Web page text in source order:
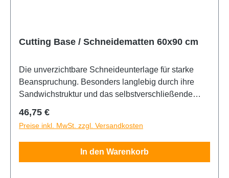
Cutting Base / Schneidematten 60x90 cm
Die unverzichtbare Schneideunterlage für starke
Beanspruchung. Besonders langlebig durch ihre
Sandwichstruktur und das selbstverschließende
beschichtet und mit 10/50mm Skalenaufdruck auf
der Schneidefläche versehen. Eine Seite grün,
andere schwarz. 60x90cm
Regulärer Preis:
46,75 €
Preise inkl. MwSt. zzgl. Versandkosten
In den Warenkorb